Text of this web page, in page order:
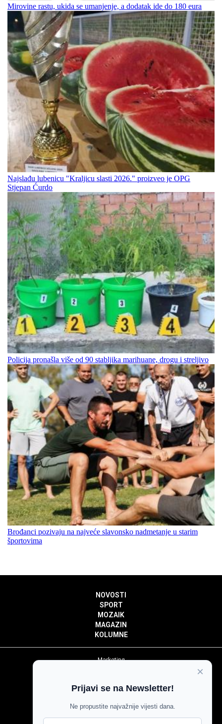
Mirovine rastu, ukida se umanjenje, a dodatak ide do 180 eura
Najslađu lubenicu "Kraljicu slasti 2026." proizveo je OPG
Stjepan Ćurdo
Policija pronašla više od 90 stabljika marihuane, drogu i streljivo
Brođanci pozivaju na najveće slavonsko nadmetanje u starim
športovima
NOVOSTI
SPORT
MOZAIK
MAGAZIN
KOLUMNE
Marketing
Impressum
Pravila komentiranja
Agroglas
×
Prijavi se na Newsletter!
Ne propustite najvažnije vijesti dana.